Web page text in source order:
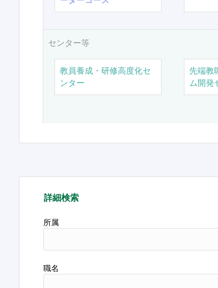
センター等
教員養成・研修高度化セ
ンター
先端教
ム開発
詳細検索
所属
職名